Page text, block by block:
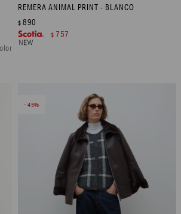
REMERA ANIMAL PRINT - BLANCO
$ 890
$ 757
45